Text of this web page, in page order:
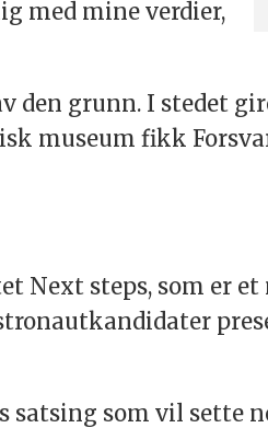
med mine verdier,
den grunn. I stedet
museum fikk
Next steps, som er
som vil sette